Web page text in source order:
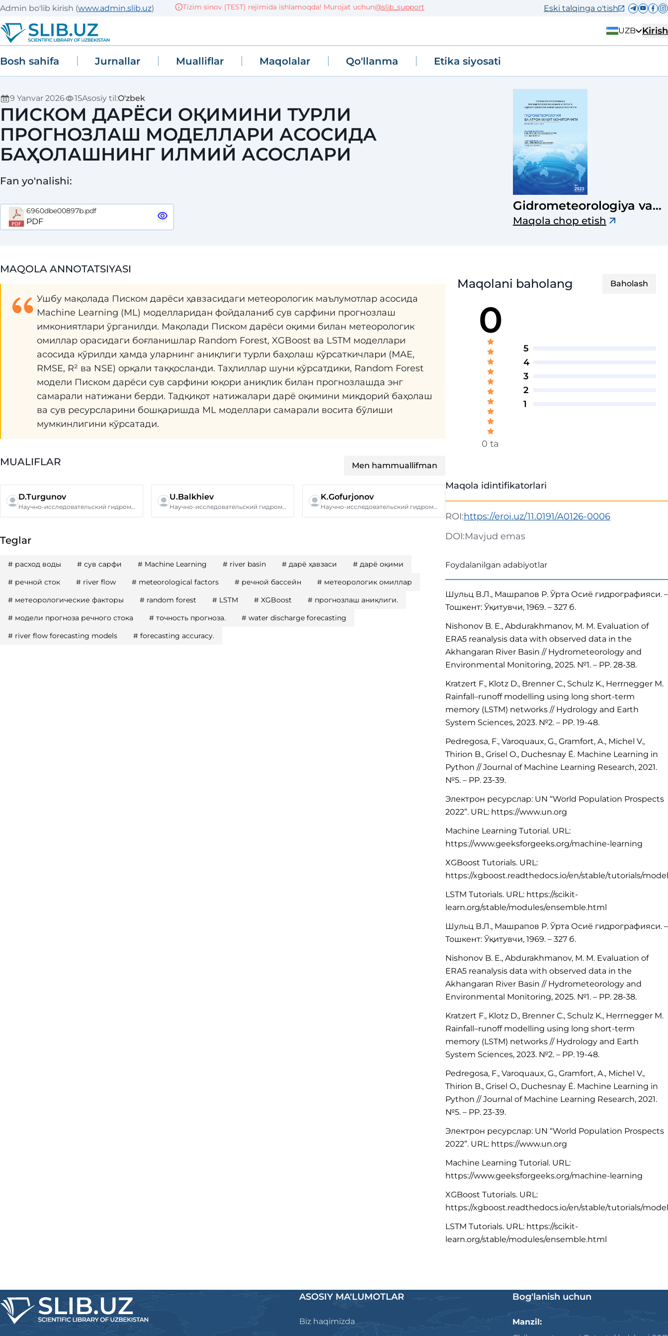
Admin bo'lib kirish (www.admin.slib.uz) Tizim sinov (TEST) rejimida ishlamoqda! Murojat uchun@slib_support Eski talqinga o'tish
UZB Kirish
Bosh sahifa Jurnallar Mualliflar Maqolalar Qo'llanma Etika siyosati
9 Yanvar 2026 15Asosiy til:O'zbek
ПИСКОМ ДАРЁСИ ОҚИМИНИ ТУРЛИ
ПРОГНОЗЛАШ МОДЕЛЛАРИ АСОСИДА
БАҲОЛАШНИНГ ИЛМИЙ АСОСЛАРИ
Fan yo'nalishi:
6960dbe00897b.pdf
PDF
Gidrometeorologiya va
atrof-muhit monitoringi
Maqola chop etish
MAQOLA ANNOTATSIYASI
Ушбу мақолада Писком дарёси ҳавзасидаги метеорологик маълумотлар асосида
Machine Learning (ML) моделларидан фойдаланиб сув сарфини прогнозлаш
имкониятлари ўрганилди. Мақолади Писком дарёси оқими билан метеорологик
омиллар орасидаги боғланишлар Random Forest, XGBoost ва LSTM моделлари
асосида кўрилди ҳамда уларнинг аниқлиги турли баҳолаш кўрсаткичлари (MAE,
RMSE, R² ва NSE) орқали таққосланди. Таҳлиллар шуни кўрсатдики, Random Forest
модели Писком дарёси сув сарфини юқори аниқлик билан прогнозлашда энг
самарали натижани берди. Тадқиқот натижалари дарё оқимини миқдорий баҳолаш
ва сув ресурсларини бошқаришда ML моделлари самарали восита бўлиши
мумкинлигини кўрсатади.
MUALIFLAR Men hammuallifman
D.Turgunov
Научно-исследовательский гидрометеорологический институт,
U.Balkhiev
Научно-исследовательский гидрометеорологический институт,
K.Gofurjonov
Научно-исследовательский гидрометеорологический институт,
Teglar
# расход воды # сув сарфи # Machine Learning # river basin # дарё ҳавзаси # дарё оқими
# речной сток # river flow # meteorological factors # речной бассейн # метеорологик омиллар
# метеорологические факторы # random forest # LSTM # XGBoost # прогнозлаш аниқлиги.
# модели прогноза речного стока # точность прогноза. # water discharge forecasting
# river flow forecasting models # forecasting accuracy.
Maqolani baholang Baholash
0
0 ta
5
4
3
2
1
Maqola idintifikatorlari
ROI:https://eroi.uz/11.0191/A0126-0006
DOI:Mavjud emas
Foydalanilgan adabiyotlar
Шульц В.Л., Машрапов Р. Ўрта Осиё гидрографияси. –
Тошкент: Ўқитувчи, 1969. – 327 б.
Nishonov B. E., Abdurakhmanov, M. M. Evaluation of
ERA5 reanalysis data with observed data in the
Akhangaran River Basin // Hydrometeorology and
Environmental Monitoring, 2025. №1. – PP. 28-38.
Kratzert F., Klotz D., Brenner C., Schulz K., Herrnegger M.
Rainfall–runoff modelling using long short-term
memory (LSTM) networks // Hydrology and Earth
System Sciences, 2023. №2. – PP. 19-48.
Pedregosa, F., Varoquaux, G., Gramfort, A., Michel V.,
Thirion B., Grisel O., Duchesnay É. Machine Learning in
Python // Journal of Machine Learning Research, 2021.
№5. – PP. 23-39.
Электрон ресурслар: UN “World Population Prospects
2022”. URL: https://www.un.org
Machine Learning Tutorial. URL:
https://www.geeksforgeeks.org/machine-learning
XGBoost Tutorials. URL:
https://xgboost.readthedocs.io/en/stable/tutorials/
LSTM Tutorials. URL: https://scikit-
learn.org/stable/modules/ensemble.html
Шульц В.Л., Машрапов Р. Ўрта Осиё гидрографияси. –
Тошкент: Ўқитувчи, 1969. – 327 б.
Nishonov B. E., Abdurakhmanov, M. M. Evaluation of
ERA5 reanalysis data with observed data in the
Akhangaran River Basin // Hydrometeorology and
Environmental Monitoring, 2025. №1. – PP. 28-38.
Kratzert F., Klotz D., Brenner C., Schulz K., Herrnegger M.
Rainfall–runoff modelling using long short-term
memory (LSTM) networks // Hydrology and Earth
System Sciences, 2023. №2. – PP. 19-48.
Pedregosa, F., Varoquaux, G., Gramfort, A., Michel V.,
Thirion B., Grisel O., Duchesnay É. Machine Learning in
Python // Journal of Machine Learning Research, 2021.
№5. – PP. 23-39.
Электрон ресурслар: UN “World Population Prospects
2022”. URL: https://www.un.org
Machine Learning Tutorial. URL:
https://www.geeksforgeeks.org/machine-learning
XGBoost Tutorials. URL:
https://xgboost.readthedocs.io/en/stable/tutorials/
LSTM Tutorials. URL: https://scikit-
learn.org/stable/modules/ensemble.html
ASOSIY MA'LUMOTLAR
Biz haqimizda
Bog'lanish uchun
Manzil: